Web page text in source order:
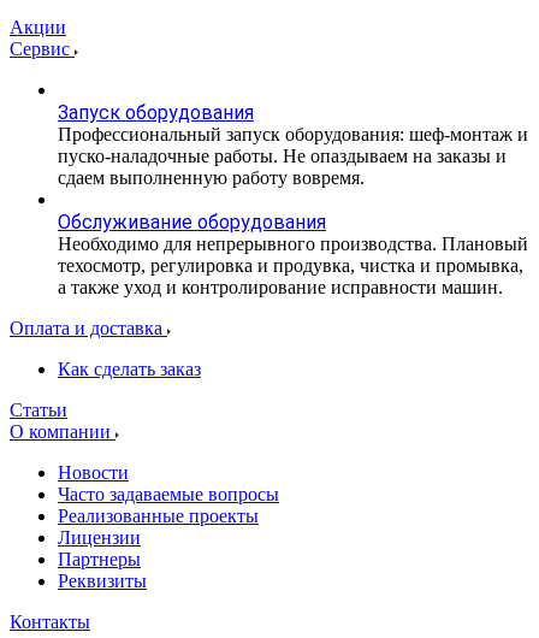
Акции
Сервис
Запуск оборудования
Профессиональный запуск оборудования: шеф-монтаж и
пуско-наладочные работы. Не опаздываем на заказы и
сдаем выполненную работу вовремя.
Обслуживание оборудования
Необходимо для непрерывного производства. Плановый
техосмотр, регулировка и продувка, чистка и промывка,
а также уход и контролирование исправности машин.
Оплата и доставка
Как сделать заказ
Статьи
О компании
Новости
Часто задаваемые вопросы
Реализованные проекты
Лицензии
Партнеры
Реквизиты
Контакты